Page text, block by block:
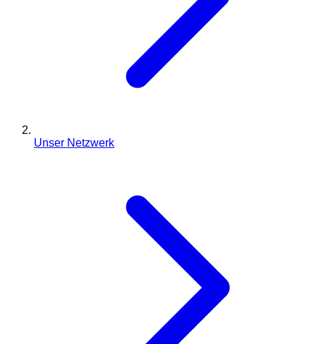
Unser Netzwerk